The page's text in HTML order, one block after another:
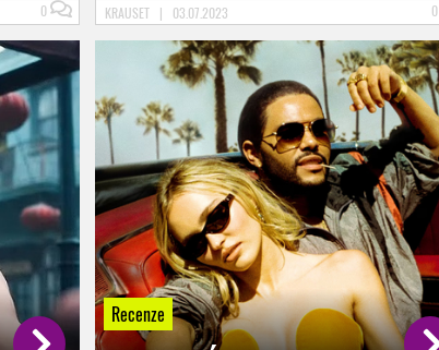
0 KRAUSET | 03.07.2023 0
Recenze